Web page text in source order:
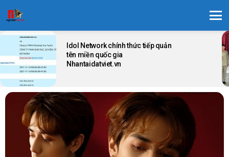
LATEST
STORIES
Idol Network chính thức tiếp quản
tên miền quốc gia
Nhantaidatviet.vn